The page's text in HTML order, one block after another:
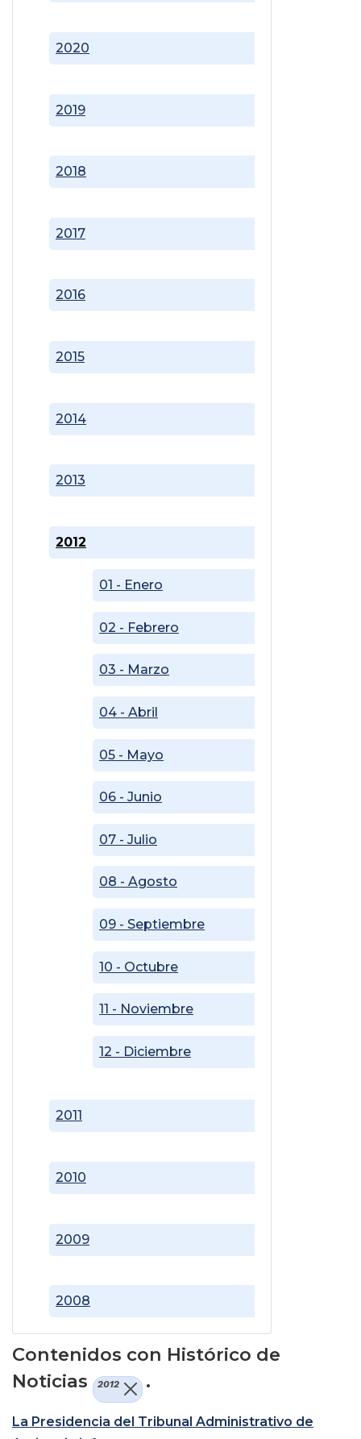
2008
2009
2010
2011
2012
01 - Enero
02 - Febrero
03 - Marzo
04 - Abril
05 - Mayo
06 - Junio
07 - Julio
08 - Agosto
09 - Septiembre
10 - Octubre
11 - Noviembre
12 - Diciembre
2013
2014
2015
2016
2017
2018
2019
2020
Contenidos con Histórico de
Noticias
2012 .
La Presidencia del Tribunal Administrativo de